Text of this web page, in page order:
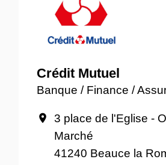
Crédit Mutuel
Banque / Finance /
location_on
3 place de l'Eglise -
Marché
41240 Beauce la